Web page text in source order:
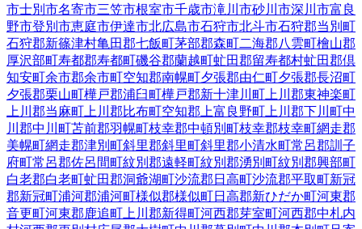
市士別市名寄市三笠市根室市千歳市滝川市砂川市深川市富良
野市登別市恵庭市伊達市北広島市石狩市北斗市石狩郡当別町
石狩郡新篠津村亀田郡七飯町茅部郡森町二海郡八雲町檜山郡
厚沢部町寿都郡寿都町磯谷郡蘭越町虻田郡留寿都村虻田郡倶
知安町余市郡余市町空知郡南幌町夕張郡由仁町夕張郡長沼町
夕張郡栗山町樺戸郡浦臼町樺戸郡新十津川町 上川郡東神楽町
上川郡当麻町 上川郡比布町空知郡上富良野町 上川郡下川町中
川郡中川町苫前郡羽幌町枝幸郡中頓別町枝幸郡枝幸町網走郡
美幌町網走郡津別町斜里郡斜里町斜里郡小清水町常呂郡訓子
府町常呂郡佐呂間町紋別郡遠軽町紋別郡湧別町紋別郡興部町
白老郡白老町虻田郡洞爺湖町沙流郡日高町沙流郡平取町新冠
郡新冠町浦河郡浦河町様似郡様似町日高郡新ひだか町河東郡
音更町河東郡鹿追町 上川郡新得町河西郡芽室町河西郡中札内